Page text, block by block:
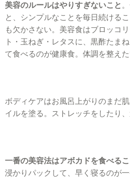
美容のルールはやりすぎないこと
と、シンプルなことを毎日続ける
も欠かさない。美容食はブロッコ
ト・玉ねぎ・レタスに、黒酢たま
て食べるのが健康食。体調を整えた
ボディケアはお風呂上がりのまだ
イルを塗る。ストレッチをしたり
一番の美容法はアボカドを食べるこ
浸かりパックして、早く寝るのが一